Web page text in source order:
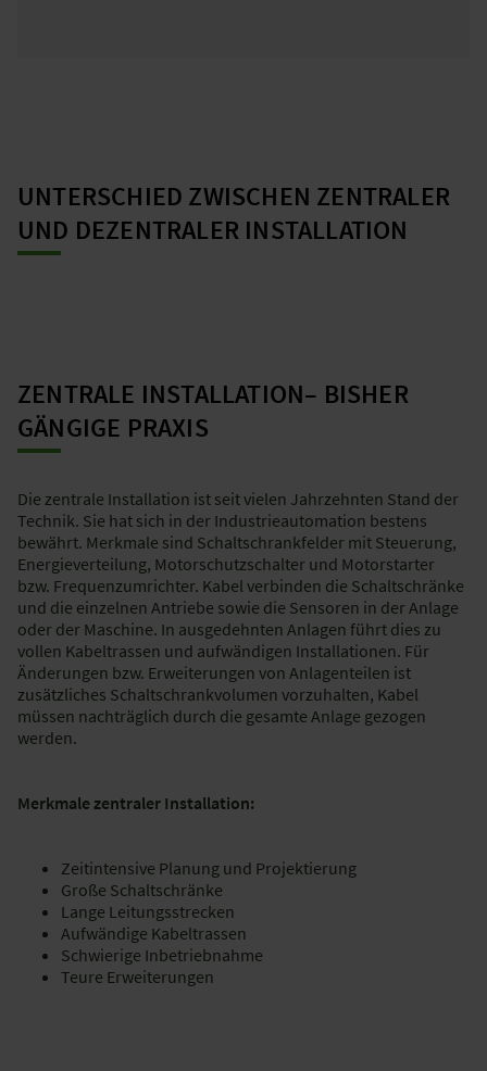
UNTERSCHIED ZWISCHEN ZENTRALER
UND DEZENTRALER INSTALLATION
ZENTRALE INSTALLATION– BISHER
GÄNGIGE PRAXIS
Die zentrale Installation ist seit vielen Jahrzehnten Stand der
Technik. Sie hat sich in der Industrieautomation bestens
bewährt. Merkmale sind Schaltschrankfelder mit Steuerung,
Energieverteilung, Motorschutzschalter und Motorstarter
bzw. Frequenzumrichter. Kabel verbinden die Schaltschränke
und die einzelnen Antriebe sowie die Sensoren in der Anlage
oder der Maschine. In ausgedehnten Anlagen führt dies zu
vollen Kabeltrassen und aufwändigen Installationen. Für
Änderungen bzw. Erweiterungen von Anlagenteilen ist
zusätzliches Schaltschrankvolumen vorzuhalten, Kabel
müssen nachträglich durch die gesamte Anlage gezogen
werden.
Merkmale zentraler Installation:
Zeitintensive Planung und Projektierung
Große Schaltschränke
Lange Leitungsstrecken
Aufwändige Kabeltrassen
Schwierige Inbetriebnahme
Teure Erweiterungen